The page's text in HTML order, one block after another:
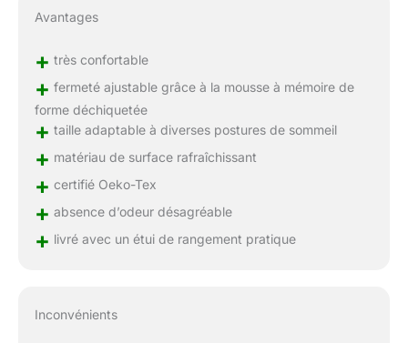
Avantages
+ très confortable
+ fermeté ajustable grâce à la mousse à mémoire de
forme déchiquetée
+ taille adaptable à diverses postures de sommeil
+ matériau de surface rafraîchissant
+ certifié Oeko-Tex
+ absence d’odeur désagréable
+ livré avec un étui de rangement pratique
Inconvénients